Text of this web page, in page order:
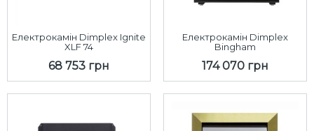
Електрокамін Dimplex Ignite
XLF 74
68 753 грн
Електрокамін Dimplex
Bingham
174 070 грн